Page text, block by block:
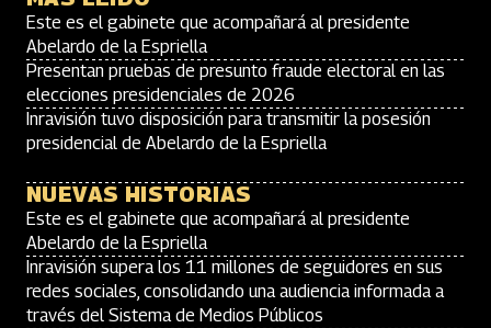
Este es el gabinete que acompañará al presidente
Abelardo de la Espriella
Presentan pruebas de presunto fraude electoral en las
elecciones presidenciales de 2026
Inravisión tuvo disposición para transmitir la posesión
presidencial de Abelardo de la Espriella
NUEVAS HISTORIAS
Este es el gabinete que acompañará al presidente
Abelardo de la Espriella
Inravisión supera los 11 millones de seguidores en sus
redes sociales, consolidando una audiencia informada a
través del Sistema de Medios Públicos